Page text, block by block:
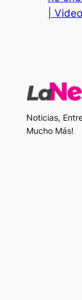
| Video
Noticias,
Mucho Más!